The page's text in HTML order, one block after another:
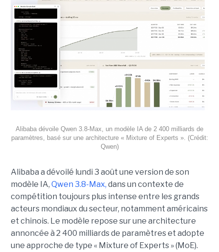
Alibaba dévoile Qwen 3.8-Max, un modèle IA de 2 400 milliards de
paramètres, basé sur une architecture « Mixture of Experts ». (Crédit:
Qwen)
Alibaba a dévoilé lundi 3 août une version de son
modèle IA, Qwen 3.8-Max, dans un contexte de
compétition toujours plus intense entre les grands
acteurs mondiaux du secteur, notamment américains
et chinois. Le modèle repose sur une architecture
annoncée à 2 400 milliards de paramètres et adopte
une approche de type « Mixture of Experts » (MoE).